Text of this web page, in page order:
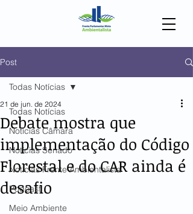
Post
Todas Notícias
Notícias Câmara
Notícias Senado
Notícias Frente Ambientalista
Podcast
Meio Ambiente
Todas Notícias
Debate mostra que
implementação do Código
Florestal e do CAR ainda é
desafio
21 de jun. de 2024